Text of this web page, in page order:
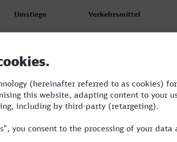
Umstiege Verkehrsmittel
2 RE,RRB,ICE